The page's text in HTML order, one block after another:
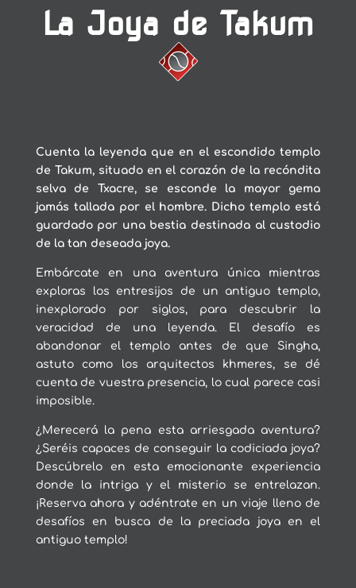
La Joya de Takum
Cuenta la leyenda que en el escondido templo
de Takum, situado en el corazón de la recóndita
selva de Txacre, se esconde la mayor gema
jamás tallada por el hombre. Dicho templo está
guardado por una bestia destinada al custodio
de la tan deseada joya.
Embárcate en una aventura única mientras
exploras los entresijos de un antiguo templo,
inexplorado por siglos, para descubrir la
veracidad de una leyenda. El desafío es
abandonar el templo antes de que Singha,
astuto como los arquitectos khmeres, se dé
cuenta de vuestra presencia, lo cual parece casi
imposible.
¿Merecerá la pena esta arriesgada aventura?
¿Seréis capaces de conseguir la codiciada joya?
Descúbrelo en esta emocionante experiencia
donde la intriga y el misterio se entrelazan.
¡Reserva ahora y adéntrate en un viaje lleno de
desafíos en busca de la preciada joya en el
antiguo templo!